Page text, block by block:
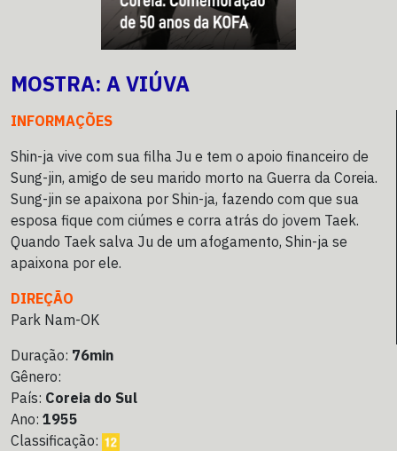
MOSTRA: A VIÚVA
INFORMAÇÕES
Shin-ja vive com sua filha Ju e tem o apoio financeiro de
Sung-jin, amigo de seu marido morto na Guerra da Coreia.
Sung-jin se apaixona por Shin-ja, fazendo com que sua
esposa fique com ciúmes e corra atrás do jovem Taek.
Quando Taek salva Ju de um afogamento, Shin-ja se
apaixona por ele.
DIREÇÃO
Park Nam-OK
Duração: 76min
Gênero:
País: Coreia do Sul
Ano: 1955
Classificação: